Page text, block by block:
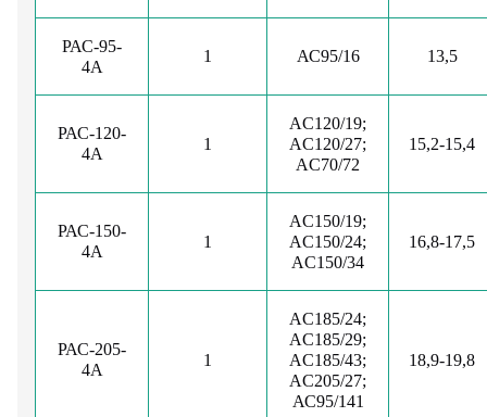
РАС-95-
4А
1 АС95/16 13,5
РАС-120-
4А
1
AC120/19;
AC120/27;
AC70/72
15,2-15,4
РАС-150-
4А
1
AC150/19;
AC150/24;
AC150/34
16,8-17,5
РАС-205-
4А
1
AC185/24;
AC185/29;
AC185/43;
AC205/27;
АС95/141
18,9-19,8